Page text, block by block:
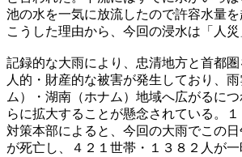
池の水を一気に放流したので許容水量を
こうした理由から、今回の浸水は「人災
記録的な大雨により、忠清地方と首都
人的・財産的な被害が発生しており、
ム）・湖南（ホナム）地域へ広がるに
らに拡大することが懸念されている。
対策本部によると、今回の大雨でこの
が死亡し、４２１世帯・１３８２人が